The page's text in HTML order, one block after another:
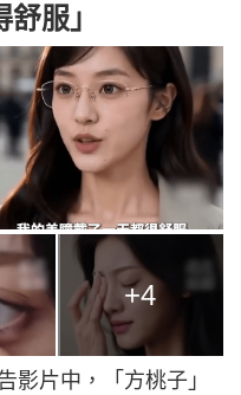
服」
+4
影片中，「方桃子」